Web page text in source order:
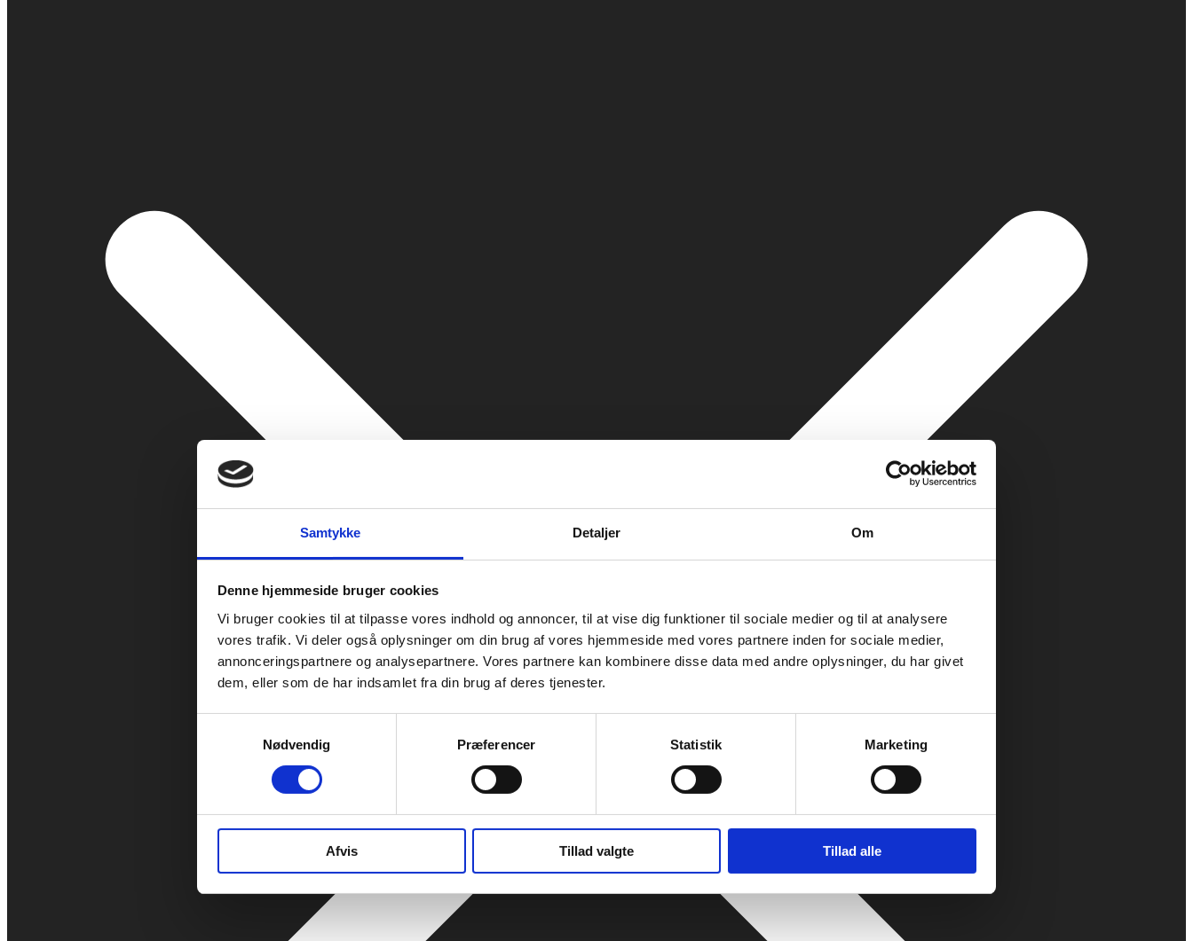
Samtykke Detaljer Om
Denne hjemmeside bruger cookies
Vi bruger cookies til at tilpasse vores indhold og annoncer, til at vise dig funktioner til sociale medier og til at analysere
vores trafik. Vi deler også oplysninger om din brug af vores hjemmeside med vores partnere inden for sociale medier,
annonceringspartnere og analysepartnere. Vores partnere kan kombinere disse data med andre oplysninger, du har givet
dem, eller som de har indsamlet fra din brug af deres tjenester.
Nødvendig
Præferencer Statistik Marketing
Afvis Tillad valgte Tillad alle